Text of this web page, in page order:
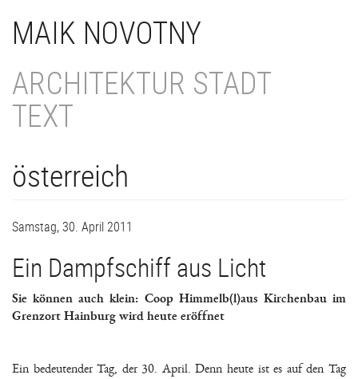
zum
InhaltMAIK NOVOTNY
ARCHITEKTUR STADT
TEXT
österreich
Samstag, 30. April 2011
Ein Dampfschiff aus Licht
Sie können auch klein: Coop Himmelb(l)aus Kirchenbau im
Grenzort Hainburg wird heute eröffnet
Ein bedeutender Tag, der 30. April. Denn heute ist es auf den Tag